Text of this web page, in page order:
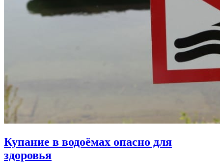
Купание в водоёмах опасно для
здоровья